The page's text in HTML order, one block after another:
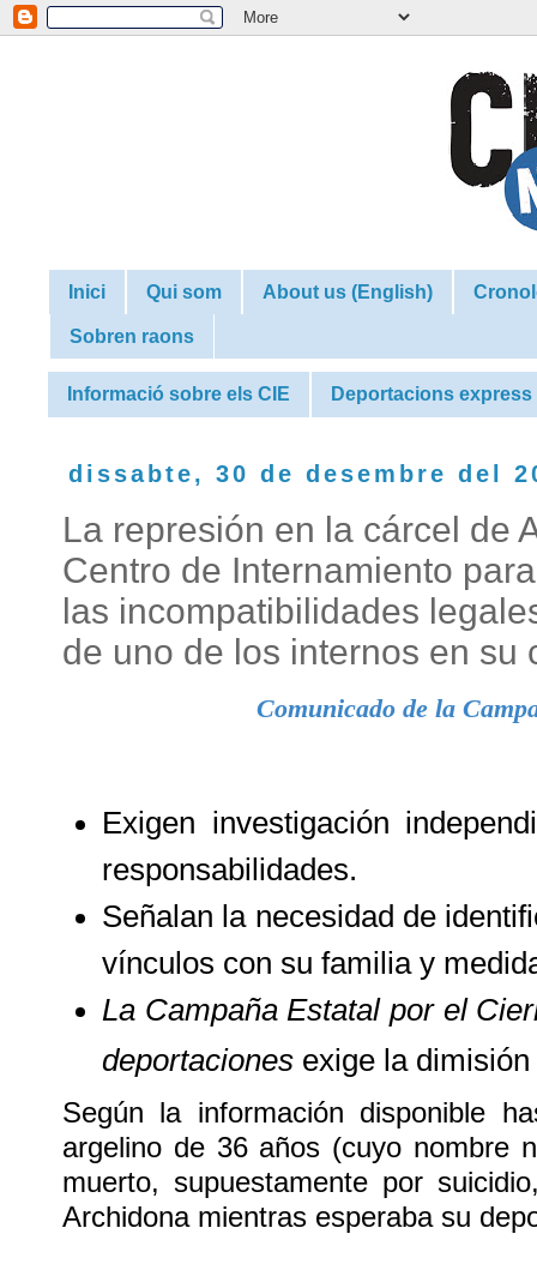
Inici Qui som About us (English)
Sobren raons
Informació sobre els CIE Deportacions express
dissabte, 30 de desembre del
La represión en la cárcel de
Centro de Internamiento
las incompatibilidades
de uno de los internos en su
Comunicado de la
Exigen investigación
responsabilidades.
Señalan la necesidad de
vínculos con su familia y
La Campaña Estatal por el
deportaciones exige la
Según la información disponible
argelino de 36 años (cuyo nombre
muerto, supuestamente por
Archidona mientras esperaba su